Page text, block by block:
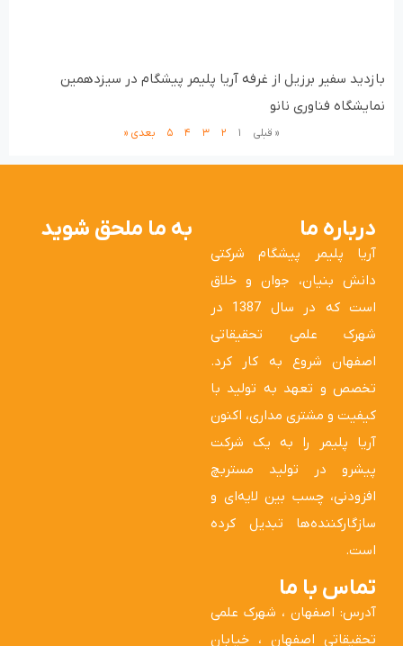
بازدید سفیر برزیل از غرفه آریا پلیمر پیشگام در سیزدهمین
نمایشگاه فناوری نانو
« قبلی ۱ ۲ ۳ ۴ ۵ بعدی «
درباره ما
آریا پلیمر پیشگام شرکتی
دانش بنیان، جوان و خلاق
است که در سال 1387 در
شهرک علمی تحقیقاتی
اصفهان شروع به کار کرد.
تخصص و تعهد به تولید با
کیفیت و مشتری مداری، اکنون
آریا پلیمر را به یک شرکت
پیشرو در تولید مستربچ
افزودنی، چسب بین لایه‌ای و
سازگارکننده‌ها تبدیل کرده
است.
تماس با ما
آدرس: اصفهان ، شهرک علمی
تحقیقاتی اصفهان ، خیابان
به ما ملحق شوید